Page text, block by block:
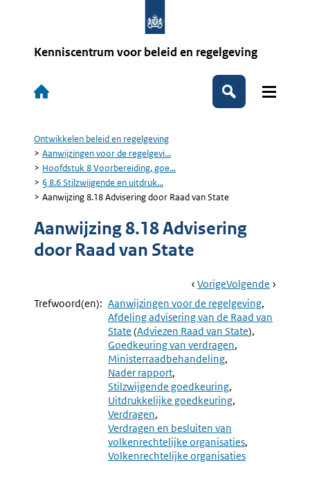
Kenniscentrum voor beleid en regelgeving
Hoofdnavigatie
Zoeken
Kruimelpad
Ontwikkelen beleid en regelgeving
Aanwijzingen voor de regelgevi...
Hoofdstuk 8 Voorbereiding, goe...
§ 8.6 Stilzwijgende en uitdruk...
Aanwijzing 8.18 Advisering door Raad van State
Aanwijzing 8.18 Advisering
door Raad van State
Book
Navigation
Ga
Naar
VorigePagina:
§
8.6
Stilzwijgende
En
Uitdrukkelijke
Goedkeuring
8.20)
Ga
Naar
Volgende Pagina:
Trefwoord(en): Aanwijzingen voor de regelgeving
Afdeling advisering van de Raad van
State (Adviezen Raad van State)
Goedkeuring van verdragen
Ministerraadbehandeling
Nader rapport
Stilzwijgende goedkeuring
Uitdrukkelijke goedkeuring
Verdragen
Verdragen en besluiten van
volkenrechtelijke organisaties
Volkenrechtelijke organisaties